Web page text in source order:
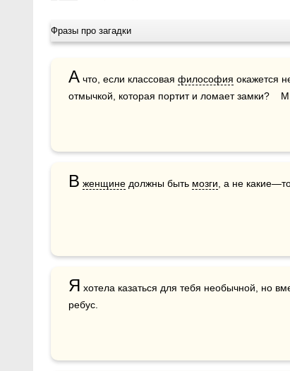
Фразы про загадки
А что, если классовая философия окажется
отмычкой, которая портит и ломает замки?
В женщине должны быть мозги , а не
Я хотела казаться для тебя необычной, но
ребус.